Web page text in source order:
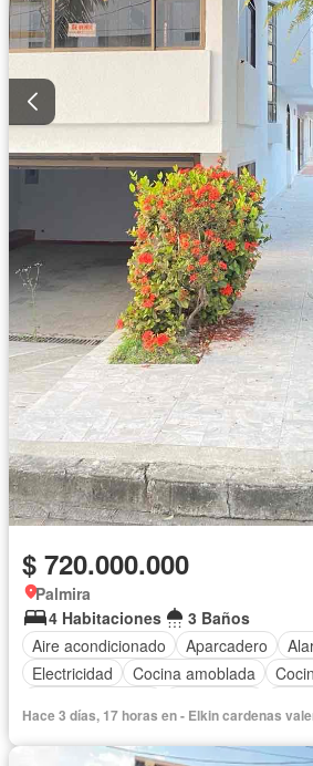
$ 720.000.000
Palmira
4 Habitaciones
3 Baños
Aire acondicionado
Aparcadero
Electricidad
Cocina amoblada
Vigilante
Caseta de vigilancia
Hace 3 días, 17 horas en - Elkin cardenas